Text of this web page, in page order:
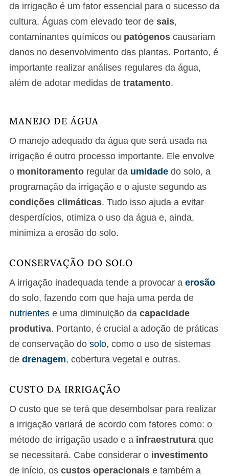
da irrigação é um fator essencial para o sucesso da
cultura. Águas com elevado teor de sais,
contaminantes químicos ou patógenos causariam
danos no desenvolvimento das plantas. Portanto, é
importante realizar análises regulares da água,
além de adotar medidas de tratamento.
MANEJO DE ÁGUA
O manejo adequado da água que será usada na
irrigação é outro processo importante. Ele envolve
o monitoramento regular da umidade do solo, a
programação da irrigação e o ajuste segundo as
condições climáticas. Tudo isso ajuda a evitar
desperdícios, otimiza o uso da água e, ainda,
minimiza a erosão do solo.
CONSERVAÇÃO DO SOLO
A irrigação inadequada tende a provocar a erosão
do solo, fazendo com que haja uma perda de
nutrientes e uma diminuição da capacidade
produtiva. Portanto, é crucial a adoção de práticas
de conservação do solo, como o uso de sistemas
de drenagem, cobertura vegetal e outras.
CUSTO DA IRRIGAÇÃO
O custo que se terá que desembolsar para realizar
a irrigação variará de acordo com fatores como: o
método de irrigação usado e a infraestrutura que
se necessitará. Cabe considerar o investimento
de início, os custos operacionais e também a